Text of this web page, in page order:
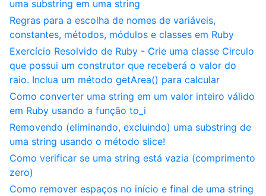
uma substring em uma string
Regras para a escolha de nomes de variáveis,
constantes, métodos, módulos e classes em Ruby
Exercício Resolvido de Ruby - Crie uma classe Circulo
que possui um construtor que receberá o valor do
raio. Inclua um método getArea() para calcular
Como converter uma string em um valor inteiro válido
em Ruby usando a função to_i
Removendo (eliminando, excluindo) uma substring de
uma string usando o método slice!
Como verificar se uma string está vazia (comprimento
zero)
Como remover espaços no início e final de uma string